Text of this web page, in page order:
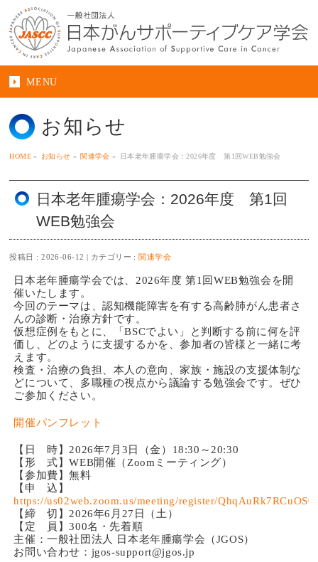
MENU
お知らせ
HOME » お知らせ » 関連学会 » 日本老年腫瘍学会：2026年度 第1回WEB勉強会
日本老年腫瘍学会：2026年度 第1回
WEB勉強会
投稿日 : 2026-06-12 カテゴリー :関連学会
日本老年腫瘍学会では、2026年度 第1回WEB勉強会を開
催いたします。
今回のテーマは、認知機能障害を有する高齢肺がん患者さ
んの診断・治療方針です。
仮想症例をもとに、「BSCでよい」と判断する前に何を評
価し、どのように支援するかを、参加者の皆様と一緒に考
えます。
検査・治療の負担、本人の意向、家族・施設の支援体制な
どについて、多職種の視点から議論する勉強会です。ぜひ
ご参加ください。
開催パンフレット
【日 時】2026年7月3日（金）18:30～20:30
【形 式】WEB開催（Zoomミーティング）
【参加費】無料
【申 込】
https://us02web.zoom.us/meeting/register/
【締 切】2026年6月27日（土）
【定 員】300名・先着順
主催：一般社団法人 日本老年腫瘍学会（JGOS）
お問い合わせ：jgos-support@jgos.jp